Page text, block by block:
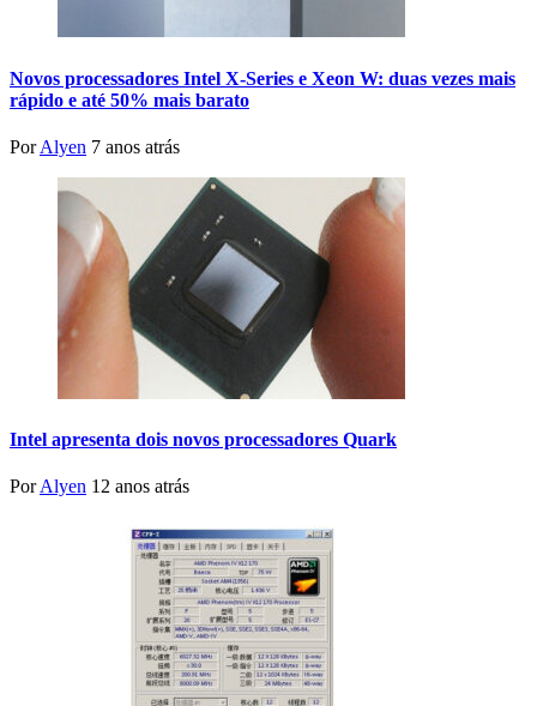
Novos processadores Intel X-Series e Xeon W: duas vezes mais
rápido e até 50% mais barato
PorAlyen 7 anos atrás
Intel apresenta dois novos processadores Quark
PorAlyen 12 anos atrás